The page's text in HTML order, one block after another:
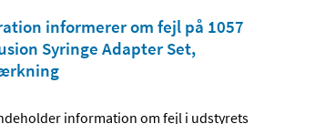
informerer om fejl på 1057
Syringe Adapter Set,
information om fejl i udstyrets